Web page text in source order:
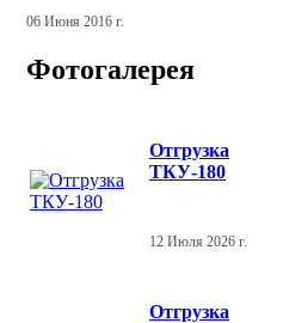
06 Июня 2016 г.
Фотогалерея
Отгрузка
ТКУ-180
12 Июля 2026 г.
Отгрузка